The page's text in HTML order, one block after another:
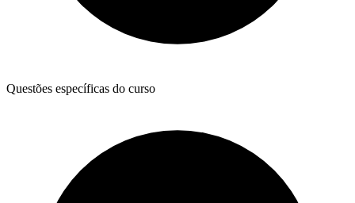
Questões específicas do curso